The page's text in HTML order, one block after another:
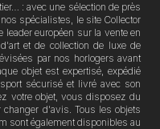
: avec une sélection de près
spécialistes, le site Collector
européen sur la vente en
et de collection de luxe de
par nos horlogers avant
objet est expertisé, expédié
sécurisé et livré avec son
votre objet, vous disposez du
changer d'avis. Tous les objets
sont également disponibles au